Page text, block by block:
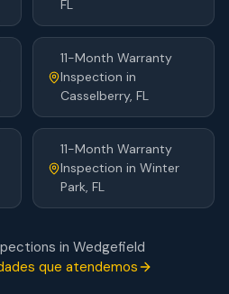
FL
11-Month Warranty
Inspection in
Casselberry, FL
11-Month Warranty
Inspection in Winter
Park, FL
in Wedgefield
que atendemos